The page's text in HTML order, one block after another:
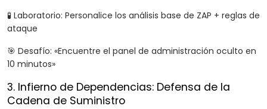
🧪 Laboratorio: Personalice los análisis base de ZAP + reglas de
ataque
🎯 Desafío: «Encuentre el panel de administración oculto en
10 minutos»
3. Infierno de Dependencias: Defensa de la
Cadena de Suministro